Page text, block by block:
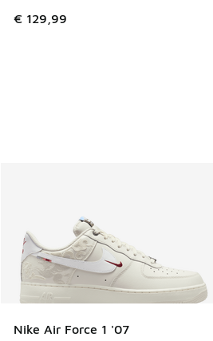
€ 129,99
Nike Air Force 1 '07